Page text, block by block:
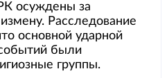
осуждены за
Расследование
основной ударной
были
группы.